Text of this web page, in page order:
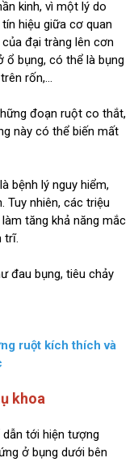
kinh, vì một lý do
hiệu giữa cơ quan
đại tràng lên cơn
bụng, có thể là bụng
rốn,…
đoạn ruột co thắt,
này có thể biến mất
bệnh lý nguy hiểm,
Tuy nhiên, các triệu
tăng khả năng mắc
trĩ.
đau bụng, tiêu chảy
ruột kích thích và
khoa
tới hiện tượng
ở bụng dưới bên